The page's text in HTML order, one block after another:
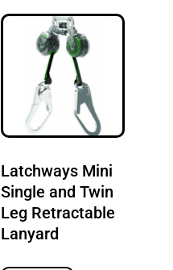
Latchways Mini
Single and Twin
Leg Retractable
Lanyard